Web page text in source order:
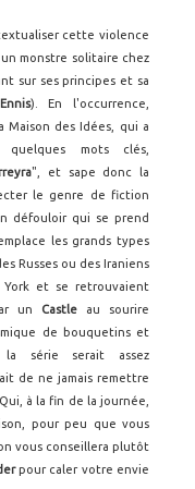
cette violence
monstre solitaire chez
sur ses principes et sa
). En l'occurrence,
Maison des Idées, qui a
mots clés,
", et sape donc la
le genre de fiction
défouloir qui se prend
les grands types
Russes ou des Iraniens
et se retrouvaient
un Castle au sourire
de bouquetins et
la série serait assez
de ne jamais remettre
à la fin de la journée,
pour peu que vous
vous conseillera plutôt
pour caler votre envie